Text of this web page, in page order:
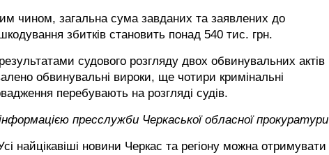
чином, загальна сума завданих та заявлених до
збитків становить понад 540 тис. грн.
судового розгляду двох обвинувальних актів
обвинувальні вироки, ще чотири кримінальні
перебувають на розгляді судів.
пресслужби Черкаської обласної прокуратури
найцікавіші новини Черкас та регіону можна отримувати